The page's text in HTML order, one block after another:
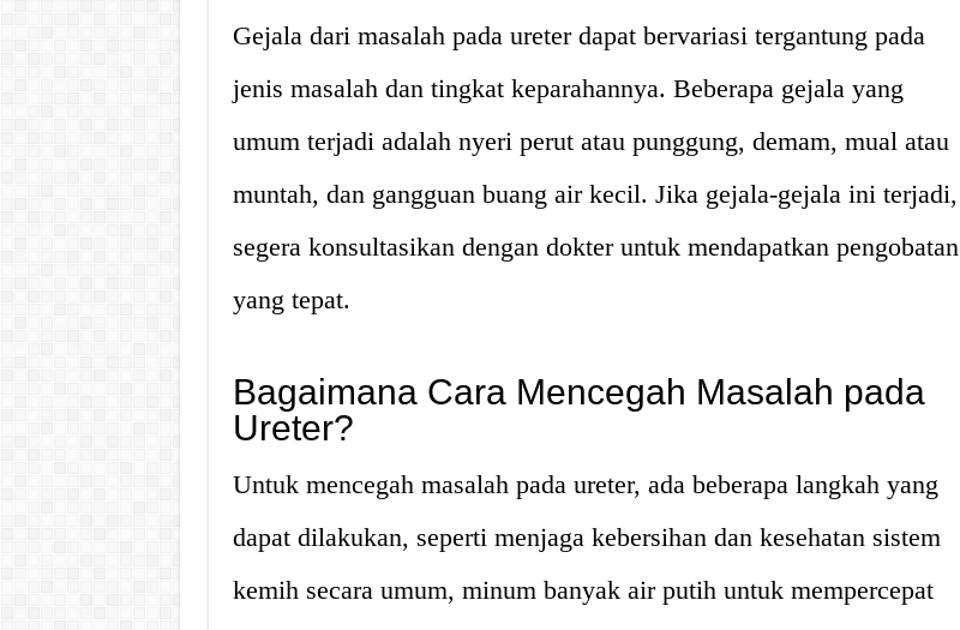
Gejala dari masalah pada ureter dapat bervariasi tergantung pada
jenis masalah dan tingkat keparahannya. Beberapa gejala yang
umum terjadi adalah nyeri perut atau punggung, demam, mual atau
muntah, dan gangguan buang air kecil. Jika gejala-gejala ini terjadi,
segera konsultasikan dengan dokter untuk mendapatkan pengobatan
yang tepat.
Bagaimana Cara Mencegah Masalah pada
Ureter?
Untuk mencegah masalah pada ureter, ada beberapa langkah yang
dapat dilakukan, seperti menjaga kebersihan dan kesehatan sistem
kemih secara umum, minum banyak air putih untuk mempercepat